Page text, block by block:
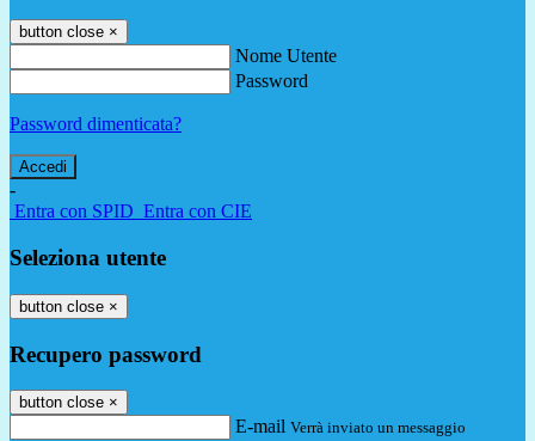
button close ×
Nome Utente
Password
Password dimenticata?
-
Entra con SPID Entra con CIE
Seleziona utente
button close ×
Recupero password
button close ×
E-mail Verrà inviato un messaggio